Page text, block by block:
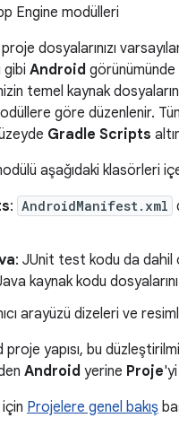
Engine modülleri
dosyalarınızı
Android
temel kaynak
göre düzenlenir.
Gradle Scripts
aşağıdaki klasörleri
: AndroidManifest.xml
: JUnit test kodu da dahil
kaynak kodu
arayüzü dizeleri ve
yapısı, bu
Android yerine Proje
Projelere genel bakış